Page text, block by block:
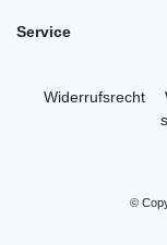
Service
Widerrufs­recht
©